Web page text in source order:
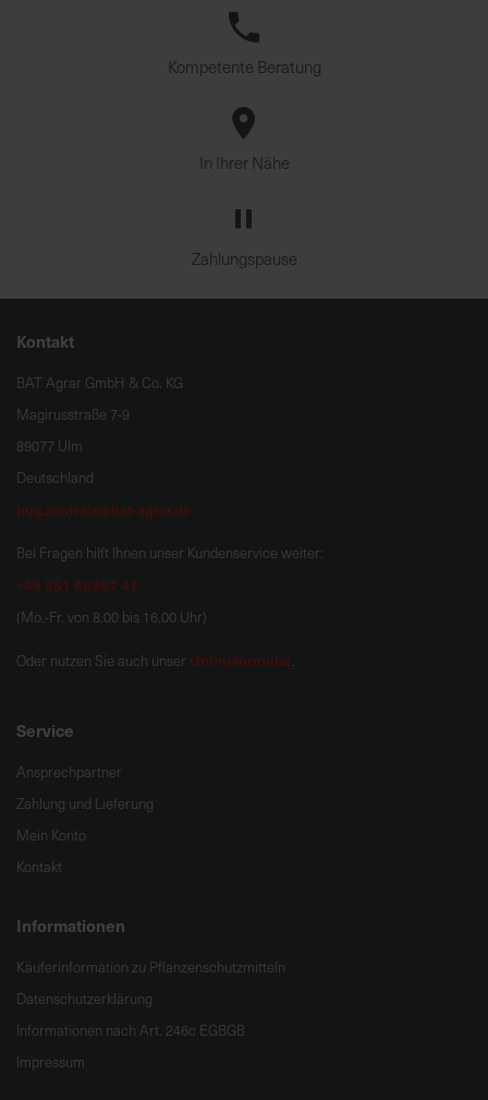
Kompetente Beratung
In Ihrer Nähe
Zahlungspause
Kontakt
BAT Agrar GmbH & Co. KG
Magirusstraße 7-9
89077 Ulm
Deutschland
hug.zentrale@bat-agrar.de
Bei Fragen hilft Ihnen unser Kundenservice weiter:
+49 251 60957 47
(Mo.-Fr. von 8.00 bis 16.00 Uhr)
Oder nutzen Sie auch unser Onlineformular.
Service
Ansprechpartner
Zahlung und Lieferung
Mein Konto
Kontakt
Informationen
Käuferinformation zu Pflanzenschutzmitteln
Datenschutzerklärung
Informationen nach Art. 246c EGBGB
Impressum